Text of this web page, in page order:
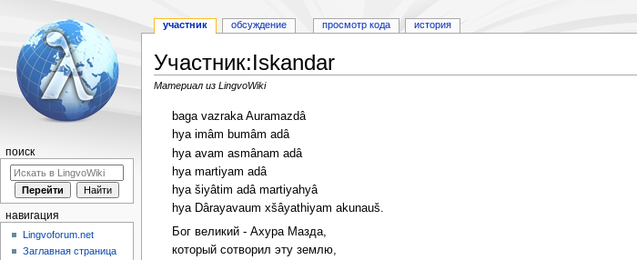
Участник:Iskandar
Материал из LingvoWiki
Перейти
навигации
Перейти
поиску
baga vazraka Auramazdâ
hya imâm bumâm adâ
hya avam asmânam adâ
hya martiyam adâ
hya šiyâtim adâ martiyahyâ
hya Dârayavaum xšâyathiyam akunauš.
Бог великий - Ахура Мазда,
который сотворил эту землю,
участник обсуждение просмотр кода история
поиск
навигация
Lingvoforum.net
Заглавная страница